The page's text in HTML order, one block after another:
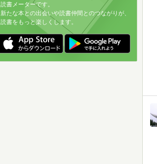
読書メーターです。
新たな本との出会いや読書仲間とのつながりが、
読書をもっと楽しくします。